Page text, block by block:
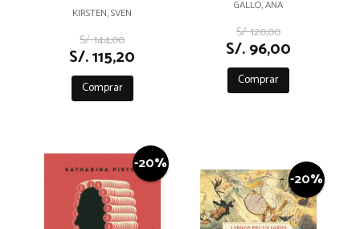
KIRSTEN, SVEN
S/. 144,00
S/. 115,20
Comprar
GALLO, ANA
S/. 120,00
S/. 96,00
Comprar
-20%
-20%